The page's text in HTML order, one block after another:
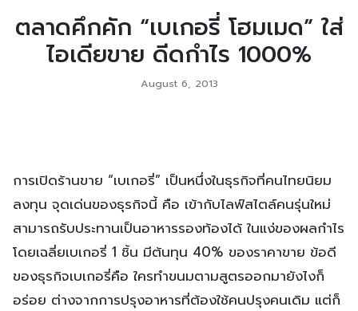
ตลาดคึกคัก “เบเกอรี่ โฮมเมด” ใส่
ไอเดียขาย ดีดกำไร 1000%
August 6, 2013
การเปิดร้านขาย “เบเกอรี่” เป็นหนึ่งในธุรกิจที่คนไทยนิยม
ลงทุน จุดเด่นของธุรกิจนี้ คือ เข้ากับไลฟ์สไตล์คนรุ่นใหม่
สามารถรับประทานเป็นอาหารรองท้องได้ ในแง่ของผลกำไร
โดยเฉลี่ยเบเกอรี่ 1 ชิ้น มีต้นทุน 40% ของราคาขาย ข้อดี
ของธุรกิจเบเกอรี่คือ ใครทำขนมตามสูตรออกมายังไงก็
อร่อย ต่างจากการปรุงอาหารที่ต้องใช้คนปรุงคนเดิม แต่ก็